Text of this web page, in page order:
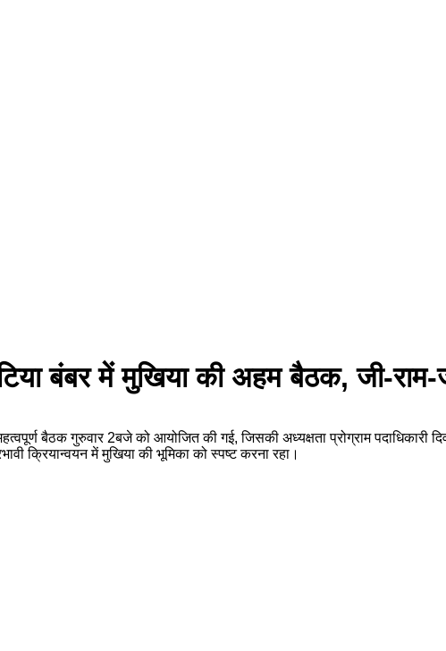
बंबर में मुखिया की अहम बैठक, जी-
बैठक गुरुवार 2बजे को आयोजित की गई, जिसकी अध्यक्षता प्रोग्राम पदाधिकारी
क्रियान्वयन में मुखिया की भूमिका को स्पष्ट करना रहा।